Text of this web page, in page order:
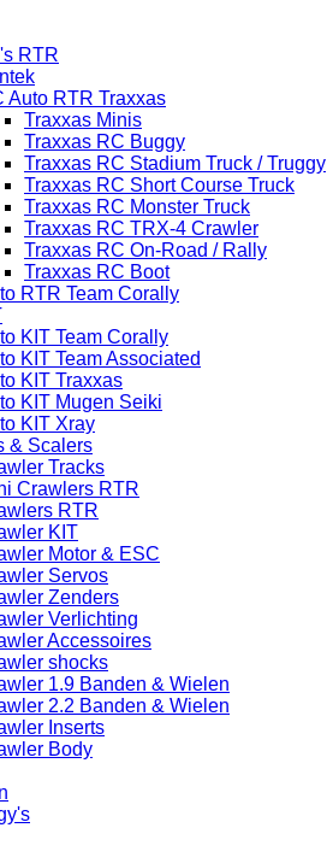
RTR
Auto RTR Traxxas
Traxxas Minis
Traxxas RC Buggy
Traxxas RC Stadium Truck / Truggy
Traxxas RC Short Course Truck
Traxxas RC Monster Truck
Traxxas RC TRX-4 Crawler
Traxxas RC On-Road / Rally
Traxxas RC Boot
RTR Team Corally
KIT Team Corally
KIT Team Associated
KIT Traxxas
KIT Mugen Seiki
KIT Xray
& Scalers
Tracks
Crawlers RTR
RTR
KIT
Motor & ESC
Servos
Zenders
Verlichting
Accessoires
shocks
1.9 Banden & Wielen
2.2 Banden & Wielen
Inserts
Body